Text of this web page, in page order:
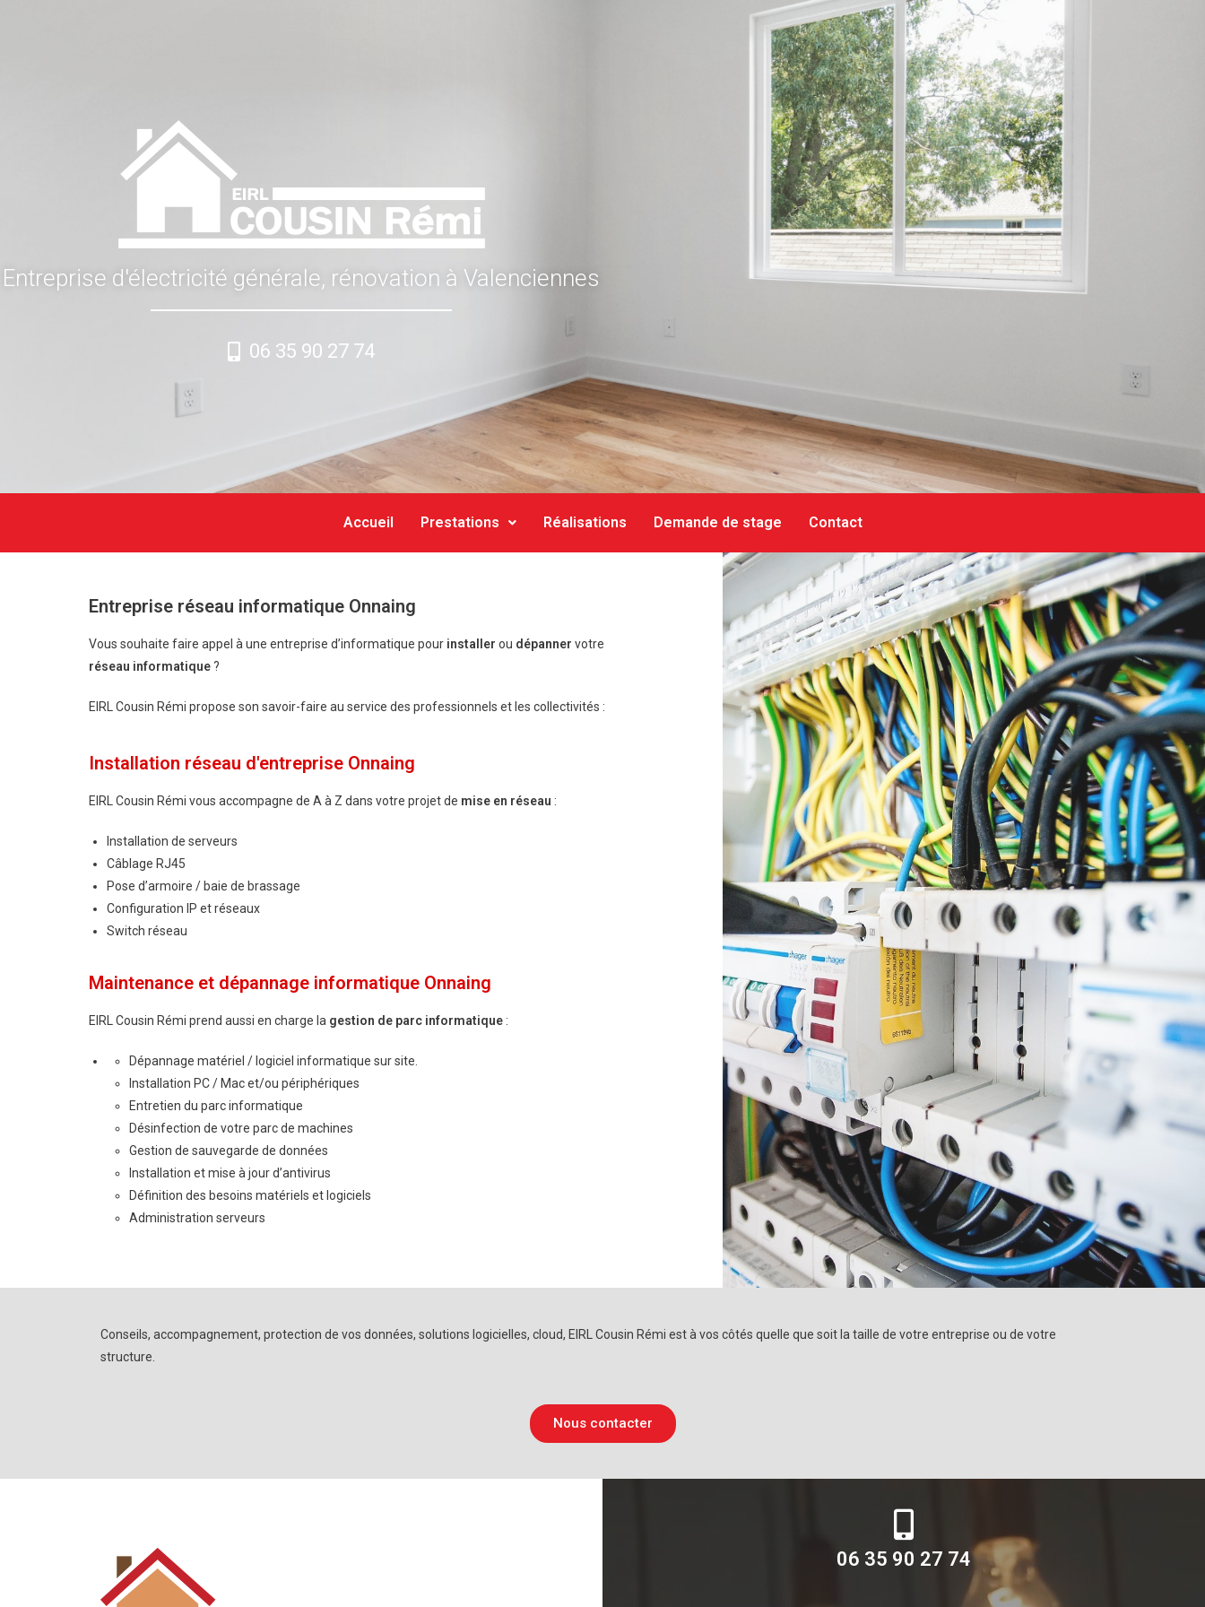
Entreprise d'électricité générale, rénovation à Valenciennes
06 35 90 27 74
Accueil Prestations Réalisations Demande de stage Contact
Entreprise réseau informatique Onnaing
Vous souhaite faire appel à une entreprise d’informatique pour installer ou dépanner votre
réseau informatique?
EIRL Cousin Rémi propose son savoir-faire au service des professionnels et les collectivités :
Installation réseau d'entreprise Onnaing
EIRL Cousin Rémi vous accompagne de A à Z dans votre projet de mise en réseau :
Installation de serveurs
Câblage RJ45
Pose d’armoire / baie de brassage
Configuration IP et réseaux
Switch réseau
Maintenance et dépannage informatique Onnaing
EIRL Cousin Rémi prend aussi en charge la gestion de parc informatique:
Dépannage matériel / logiciel informatique sur site.
Installation PC / Mac et/ou périphériques
Entretien du parc informatique
Désinfection de votre parc de machines
Gestion de sauvegarde de données
Installation et mise à jour d’antivirus
Définition des besoins matériels et logiciels
Administration serveurs
Conseils, accompagnement, protection de vos données, solutions logicielles, cloud, EIRL Cousin Rémi est à vos côtés quelle que soit la taille de votre entreprise ou de votre
structure.
Nous contacter
06 35 90 27 74